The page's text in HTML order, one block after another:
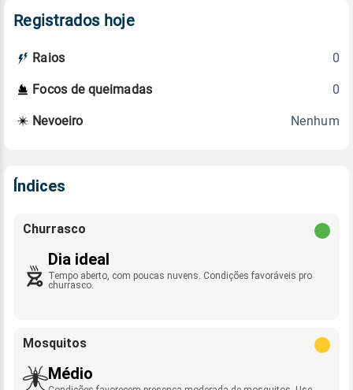
Registrados hoje
Raios 0
Focos de queimadas 0
Nevoeiro Nenhum
Índices
Churrasco
Dia ideal
Tempo aberto, com poucas nuvens. Condições favoráveis pro
churrasco.
Mosquitos
Médio